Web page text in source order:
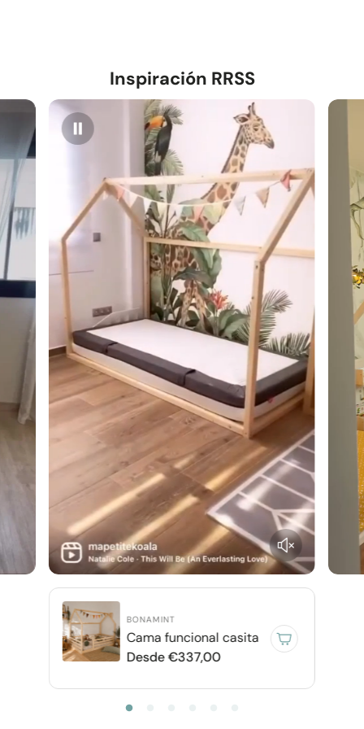
Inspiración RRSS
BONAMINT
Cama funcional casita
P
e
i
Desde €337,00